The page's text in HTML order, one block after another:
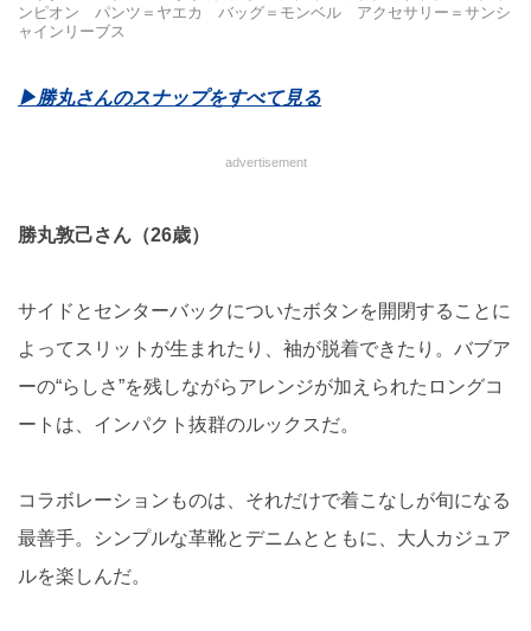
ンピオン パンツ＝ヤエカ バッグ＝モンベル アクセサリー＝サンシ
ャインリーブス
▶︎勝丸さんのスナップをすべて見る
advertisement
勝丸敦己さん（26歳）
サイドとセンターバックについたボタンを開閉することに
よってスリットが生まれたり、袖が脱着できたり。バブア
ーの“らしさ”を残しながらアレンジが加えられたロングコ
ートは、インパクト抜群のルックスだ。
コラボレーションものは、それだけで着こなしが旬になる
最善手。シンプルな革靴とデニムとともに、大人カジュア
ルを楽しんだ。